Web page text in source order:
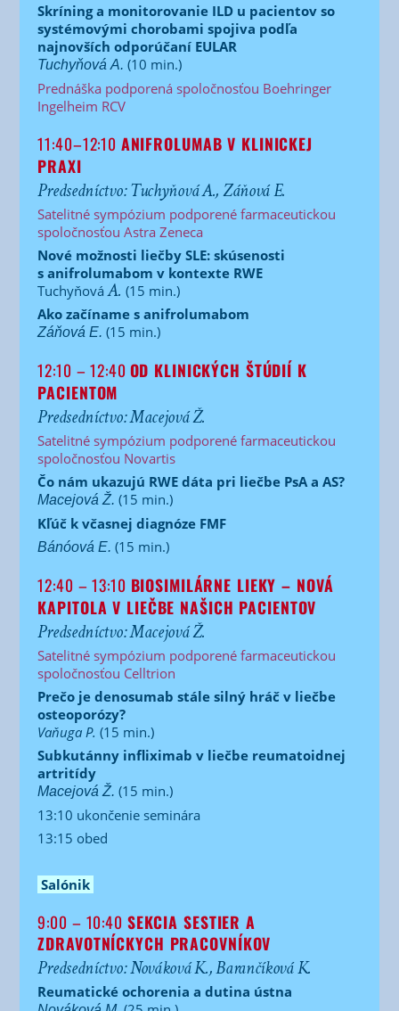
Skríning a monitorovanie ILD u pacientov so
systémovými chorobami spojiva podľa
najnovších odporúčaní EULAR
Tuchyňová A. (10 min.)
Prednáška podporená spoločnosťou Boehringer
Ingelheim RCV
11:40–12:10 ANIFROLUMAB V KLINICKEJ
PRAXI
Predsedníctvo: Tuchyňová A., Záňová E.
Satelitné sympózium podporené farmaceutickou
spoločnosťou Astra Zeneca
Nové možnosti liečby SLE: skúsenosti
s anifrolumabom v kontexte RWE
Tuchyňová A. (15 min.)
Ako začíname s anifrolumabom
Záňová E. (15 min.)
12:10 – 12:40 OD KLINICKÝCH ŠTÚDIÍ K
PACIENTOM
Predsedníctvo: Macejová Ž.
Satelitné sympózium podporené farmaceutickou
spoločnosťou Novartis
Čo nám ukazujú RWE dáta pri liečbe PsA a AS?
Macejová Ž. (15 min.)
Kľúč k včasnej diagnóze FMF
Bánóová E.(15 min.)
12:40 – 13:10 BIOSIMILÁRNE LIEKY – NOVÁ
KAPITOLA V LIEČBE NAŠICH PACIENTOV
Predsedníctvo: Macejová Ž.
Satelitné sympózium podporené farmaceutickou
spoločnosťou Celltrion
Prečo je denosumab stále silný hráč v liečbe
osteoporózy?
Vaňuga P. (15 min.)
Subkutánny infliximab v liečbe reumatoidnej
artritídy
Macejová Ž. (15 min.)
13:10 ukončenie seminára
13:15 obed
Salónik
9:00 – 10:40 SEKCIA SESTIER A
ZDRAVOTNÍCKYCH PRACOVNÍKOV
Predsedníctvo: Nováková K., Barančíková K.
Reumatické ochorenia a dutina ústna